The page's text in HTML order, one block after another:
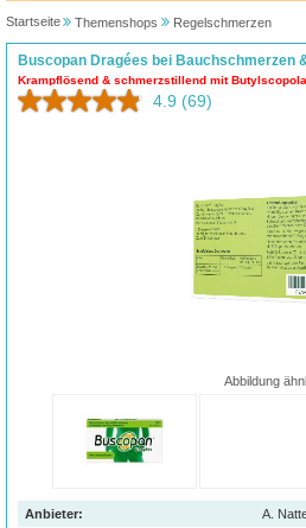
Startseite Themenshops Regelschmerzen
Buscopan Dragées bei Bauchschmerzen
Krampflösend & schmerzstillend mit
4.9 (69)
Abbildung
Anbieter:
A.